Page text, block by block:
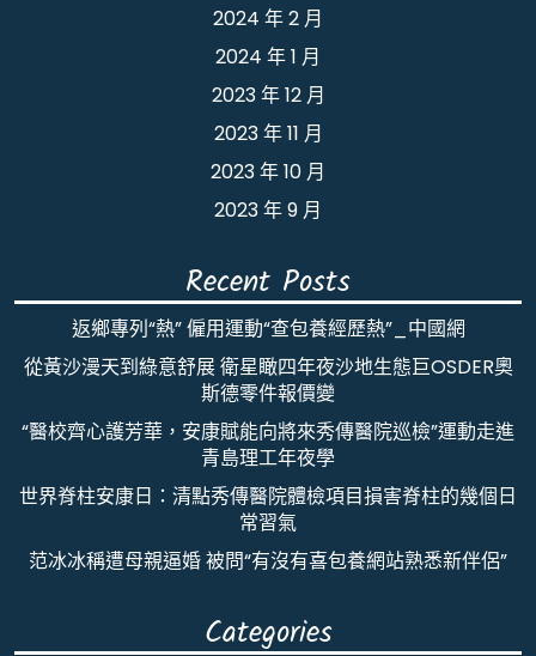
2024 年 2 月
2024 年 1 月
2023 年 12 月
2023 年 11 月
2023 年 10 月
2023 年 9 月
Recent Posts
返鄉專列“熱” 僱用運動“查包養經歷熱”_中國網
從黃沙漫天到綠意舒展 衛星瞰四年夜沙地生態巨OSDER奧
斯德零件報價變
“醫校齊心護芳華，安康賦能向將來秀傳醫院巡檢”運動走進
青島理工年夜學
世界脊柱安康日：清點秀傳醫院體檢項目損害脊柱的幾個日
常習氣
范冰冰稱遭母親逼婚 被問“有沒有喜包養網站熟悉新伴侶”
Categories